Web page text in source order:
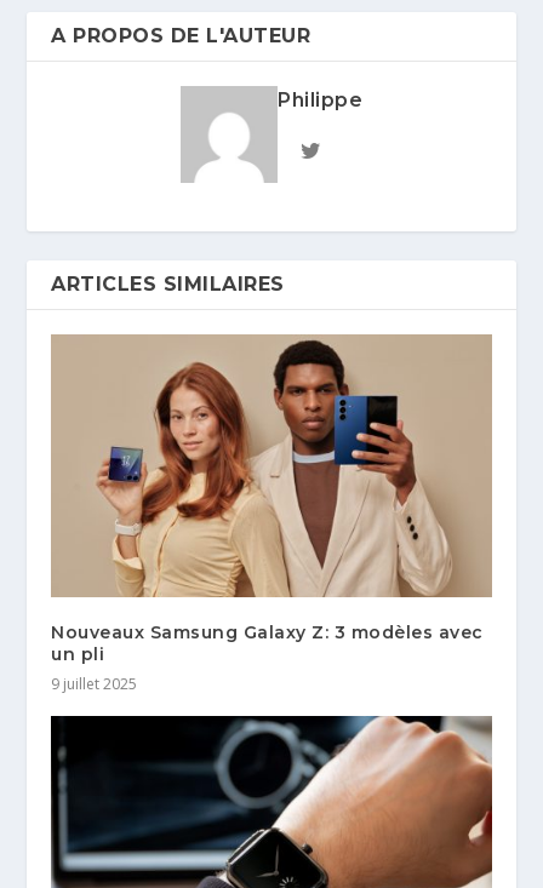
A PROPOS DE L'AUTEUR
Philippe
ARTICLES SIMILAIRES
Nouveaux Samsung Galaxy Z: 3 modèles avec
un pli
9 juillet 2025